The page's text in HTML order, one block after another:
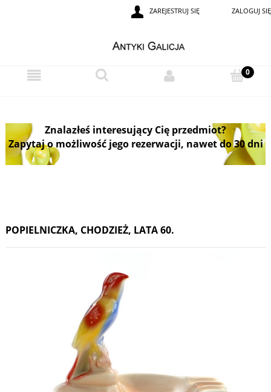
ZAREJESTRUJ SIĘ ZALOGUJ SIĘ
Znalazłeś interesujący Cię przedmiot?
Zapytaj o możliwość jego rezerwacji, nawet do 30 dni
POPIELNICZKA, CHODZIEŻ, LATA 60.